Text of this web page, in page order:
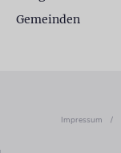
Gemeinden
Impressum
/